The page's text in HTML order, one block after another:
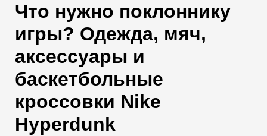
Что нужно поклоннику
игры? Одежда, мяч,
аксессуары и
баскетбольные
кроссовки Nike
Hyperdunk